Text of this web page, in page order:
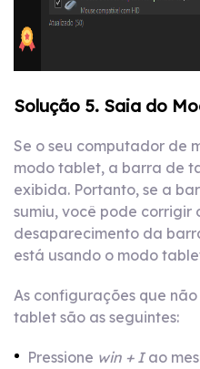
Solução 5. Saia do
Se o seu computador de
modo tablet, a barra de
exibida. Portanto, se a
sumiu, você pode corrigir
desaparecimento da
está usando o modo
As configurações que
tablet são as seguintes:
Pressione win + Iao